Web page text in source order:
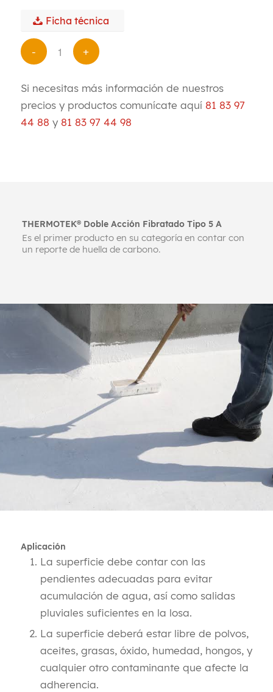
Ficha técnica
Si necesitas más información de nuestros
precios y productos comunícate aquí 81 83 97
44 88 y 81 83 97 44 98
THERMOTEK® Doble Acción Fibratado Tipo 5 A
Es el primer producto en su categoría en contar con
un reporte de huella de carbono.
Aplicación
La superficie debe contar con las
pendientes adecuadas para evitar
acumulación de agua, así como salidas
pluviales suficientes en la losa.
La superficie deberá estar libre de polvos,
aceites, grasas, óxido, humedad, hongos, y
cualquier otro contaminante que afecte la
adherencia.